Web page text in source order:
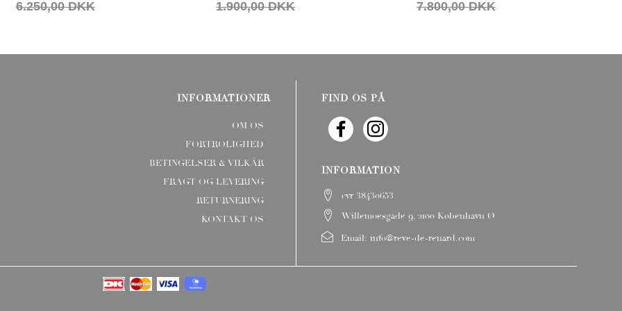
6.250,00 DKK
1.900,00 DKK
7.800,00 DKK
INFORMATIONER
OM OS
FORTROLIGHED
BETINGELSER & VILKÅR
FRAGT OG LEVERING
RETURNERING
KONTAKT OS
FIND OS PÅ
INFORMATION
cvr 38430653
Willemoesgade 9, 2100 København Ø
Email:info@reve-de-renard.com